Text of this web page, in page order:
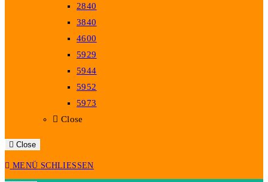
2840
3840
4600
5929
5944
5952
5973
Close
Close
MENÜ SCHLIESSEN